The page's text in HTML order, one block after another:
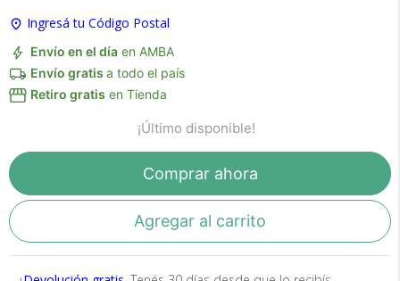
Ingresá tu Código Postal
Envío en el día en AMBA
Envío gratis a todo el país
Retiro gratis en Tienda
¡Último disponible!
Comprar ahora
Agregar al carrito
Recibí el producto que esperabas o
te devolvemos tu dinero.
En Bidcom te aseguramos recibir el producto
que esperabas o te devolvemos el 100% de tu